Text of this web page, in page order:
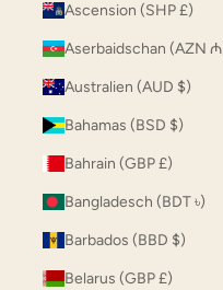
Ascension (SHP £)
Australien (AUD $)
Bahamas (BSD $)
Bahrain (GBP £)
Bangladesch (BDT ৳)
Barbados (BBD $)
Belarus (GBP £)